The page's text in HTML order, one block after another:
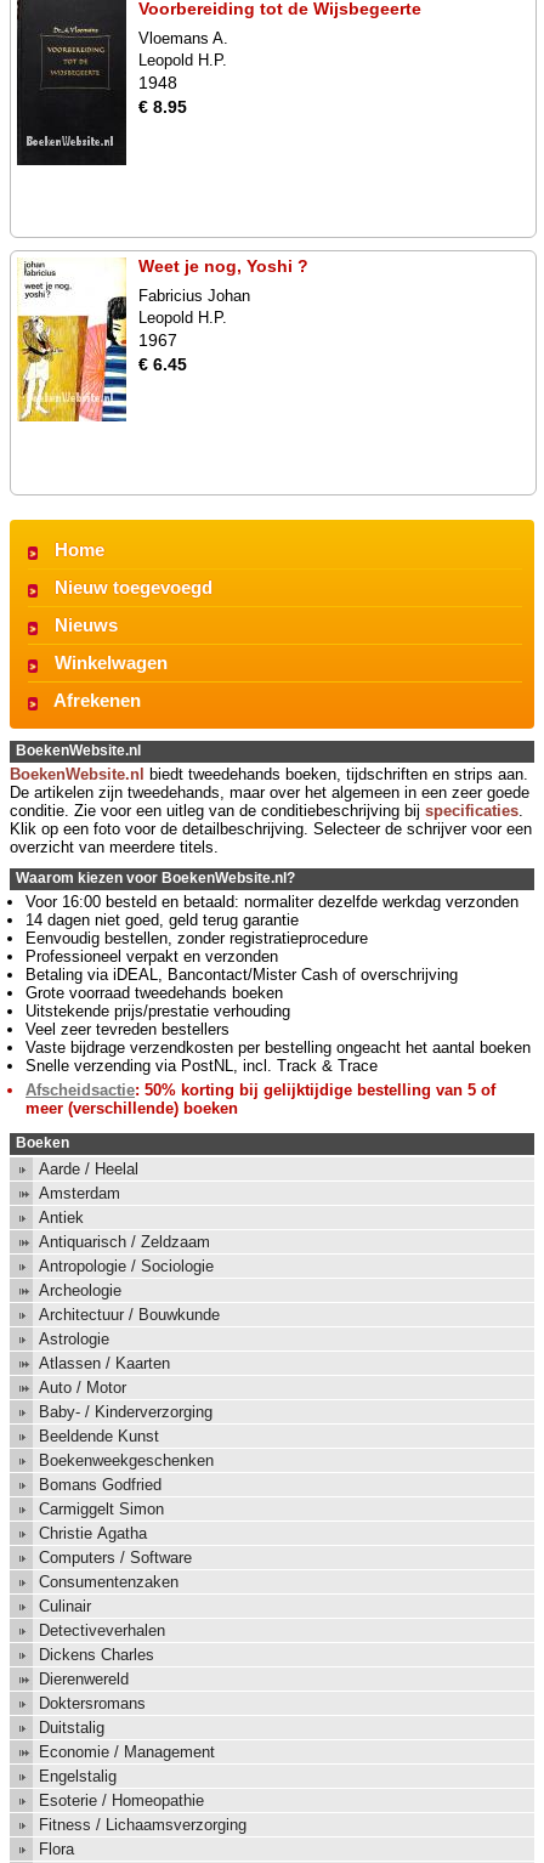
Voorbereiding tot de Wijsbegeerte
Vloemans A.
Leopold H.P.
1948
€ 8.95
Weet je nog, Yoshi ?
Fabricius Johan
Leopold H.P.
1967
€ 6.45
Home
Nieuw toegevoegd
Nieuws
Winkelwagen
Afrekenen
BoekenWebsite.nl
BoekenWebsite.nl
biedt tweedehands boeken, tijdschriften en strips aan.
De artikelen zijn tweedehands, maar over het algemeen in een zeer goede
conditie. Zie voor een uitleg van de conditiebeschrijving bij specificaties.
Klik op een foto voor de detailbeschrijving. Selecteer de schrijver voor een
overzicht van meerdere titels.
Waarom kiezen voor BoekenWebsite.nl?
Voor 16:00 besteld en betaald: normaliter dezelfde werkdag verzonden
14 dagen niet goed, geld terug garantie
Eenvoudig bestellen, zonder registratieprocedure
Professioneel verpakt en verzonden
Betaling via iDEAL, Bancontact/Mister Cash of overschrijving
Grote voorraad tweedehands boeken
Uitstekende prijs/prestatie verhouding
Veel zeer tevreden bestellers
Vaste bijdrage verzendkosten per bestelling ongeacht het aantal boeken
Snelle verzending via PostNL, incl. Track & Trace
Afscheidsactie: 50% korting bij gelijktijdige bestelling van 5 of
meer (verschillende) boeken
Boeken
Aarde / Heelal
Amsterdam
Antiek
Antiquarisch / Zeldzaam
Antropologie / Sociologie
Archeologie
Architectuur / Bouwkunde
Astrologie
Atlassen / Kaarten
Auto / Motor
Baby- / Kinderverzorging
Beeldende Kunst
Boekenweekgeschenken
Bomans Godfried
Carmiggelt Simon
Christie Agatha
Computers / Software
Consumentenzaken
Culinair
Detectiveverhalen
Dickens Charles
Dierenwereld
Doktersromans
Duitstalig
Economie / Management
Engelstalig
Esoterie / Homeopathie
Fitness / Lichaamsverzorging
Flora